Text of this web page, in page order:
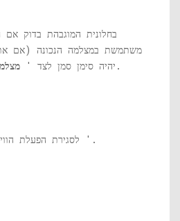
4. בחלונית המוגבהת בדוק אם
משתמשת במצלמה הנכונה (אם
יהיה סימן סמן לצד ' ').
5. לסגירת הפעלת '.